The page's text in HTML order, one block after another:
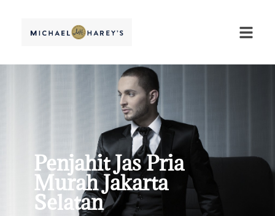
Penjahit Jas Pria
Murah Jakarta
Selatan